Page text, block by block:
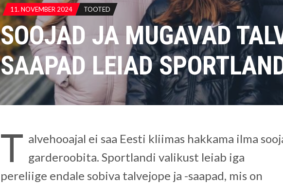
11. NOVEMBER 2024 TOOTED
SOOJAD JA MUGAVAD
SAAPAD LEIAD
T alvehooajal ei saa Eesti kliimas hakkama ilma
garderoobita. Sportlandi valikust leiab iga
pereliige endale sobiva talvejope ja -saapad, mis on